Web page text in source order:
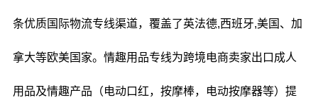
条优质国际物流专线渠道，覆盖了英法德,西班牙,美国、加
拿大等欧美国家。情趣用品专线为跨境电商卖家出口成人
用品及情趣产品（电动口红，按摩棒，电动按摩器等）提